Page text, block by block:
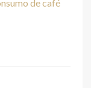
de café